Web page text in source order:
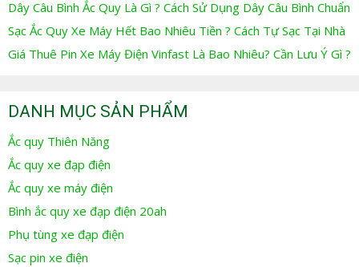
Dây Câu Bình Ắc Quy Là Gì ? Cách Sử Dụng Dây Câu Bình Chuẩn
Sạc Ắc Quy Xe Máy Hết Bao Nhiêu Tiền ? Cách Tự Sạc Tại Nhà
Giá Thuê Pin Xe Máy Điện Vinfast Là Bao Nhiêu? Cần Lưu Ý Gì ?
DANH MỤC SẢN PHẨM
Ắc quy Thiên Năng
Ắc quy xe đạp điện
Ắc quy xe máy điện
Bình ắc quy xe đạp điện 20ah
Phụ tùng xe đạp điện
Sạc pin xe điện